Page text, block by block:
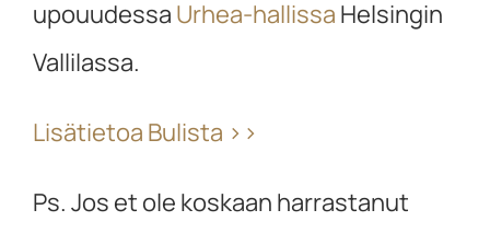
upouudessa Urhea-hallissa Helsingin
Vallilassa.
Lisätietoa Bulista >>
Ps. Jos et ole koskaan harrastanut